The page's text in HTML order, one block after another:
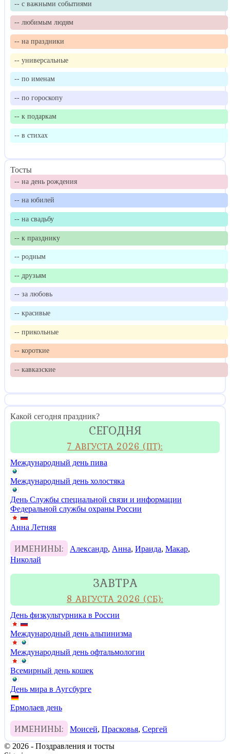
-- с важными событиями
-- любимым людям
-- на праздники
-- универсальные
-- по именам
-- по гороскопу
-- к подаркам
-- в стихах
Тосты
-- на день рождения
-- на юбилей
-- на свадьбу
-- к празднику
-- родным
-- друзьям
-- за любовь
-- красивые
-- прикольные
-- короткие
-- кавказские
Какой сегодня праздник?
СЕГОДНЯ
7 АВГУСТА 2026 (ПТ):
Международный день пива
Международный день холостяка
День Службы специальной связи и информации
Федеральной службы охраны России
Анна Летняя
ИМЕНИНЫ: Александр, Анна, Ираида, Макар,
Николай
ЗАВТРА
8 АВГУСТА 2026 (СБ):
День физкультурника в России
Международный день альпинизма
Международный день офтальмологии
Всемирный день кошек
День мира в Аугсбурге
Ермолаев день
ИМЕНИНЫ: Моисей, Прасковья, Сергей
© 2026 - Поздравления и тосты